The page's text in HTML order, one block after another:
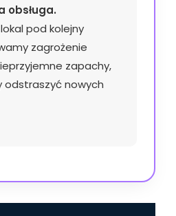
obsługa.
pod kolejny
zagrożenie
zapachy,
odstraszyć nowych